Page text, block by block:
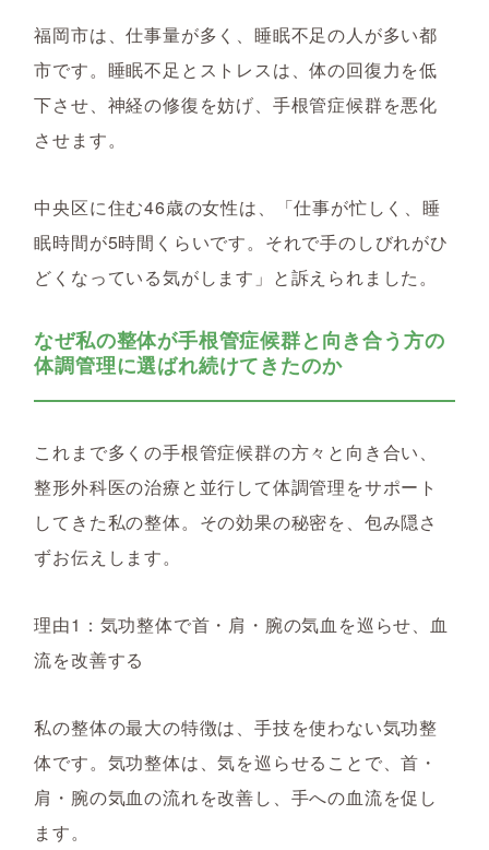
福岡市は、仕事量が多く、睡眠不足の人が多い都
市です。睡眠不足とストレスは、体の回復力を低
下させ、神経の修復を妨げ、手根管症候群を悪化
させます。
中央区に住む46歳の女性は、「仕事が忙しく、睡
眠時間が5時間くらいです。それで手のしびれがひ
どくなっている気がします」と訴えられました。
なぜ私の整体が手根管症候群と向き合う方の
体調管理に選ばれ続けてきたのか
これまで多くの手根管症候群の方々と向き合い、
整形外科医の治療と並行して体調管理をサポート
してきた私の整体。その効果の秘密を、包み隠さ
ずお伝えします。
理由1：気功整体で首・肩・腕の気血を巡らせ、血
流を改善する
私の整体の最大の特徴は、手技を使わない気功整
体です。気功整体は、気を巡らせることで、首・
肩・腕の気血の流れを改善し、手への血流を促し
ます。